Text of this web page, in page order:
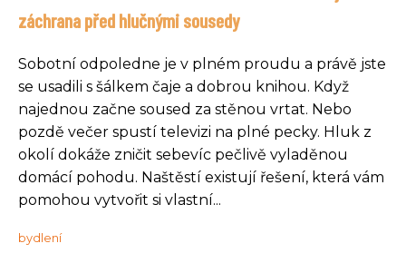
záchrana před hlučnými sousedy
Sobotní odpoledne je v plném proudu a právě jste
se usadili s šálkem čaje a dobrou knihou. Když
najednou začne soused za stěnou vrtat. Nebo
pozdě večer spustí televizi na plné pecky. Hluk z
okolí dokáže zničit sebevíc pečlivě vyladěnou
domácí pohodu. Naštěstí existují řešení, která vám
pomohou vytvořit si vlastní...
bydlení